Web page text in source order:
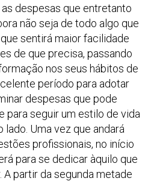
despesas que entretanto
não seja de todo algo que
sentirá maior facilidade
de que precisa, passando
nos seus hábitos de
período para adotar
despesas que pode
para seguir um estilo de vida
Uma vez que andará
profissionais, no início
para se dedicar àquilo que
A partir da segunda metade